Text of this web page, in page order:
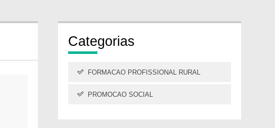
Categorias
FORMACAO PROFISSIONAL RURAL
PROMOCAO SOCIAL